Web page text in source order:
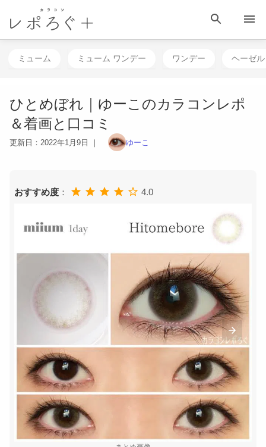
HOME 目 次 メニュー
ミューム ミューム ワンデー ワンデー ヘーゼル
ひとめぼれ｜ゆーこのカラコンレポ
＆着画と口コミ
更新日： 2022年1月9日 ｜ ゆーこ
おすすめ度 ： 4.0